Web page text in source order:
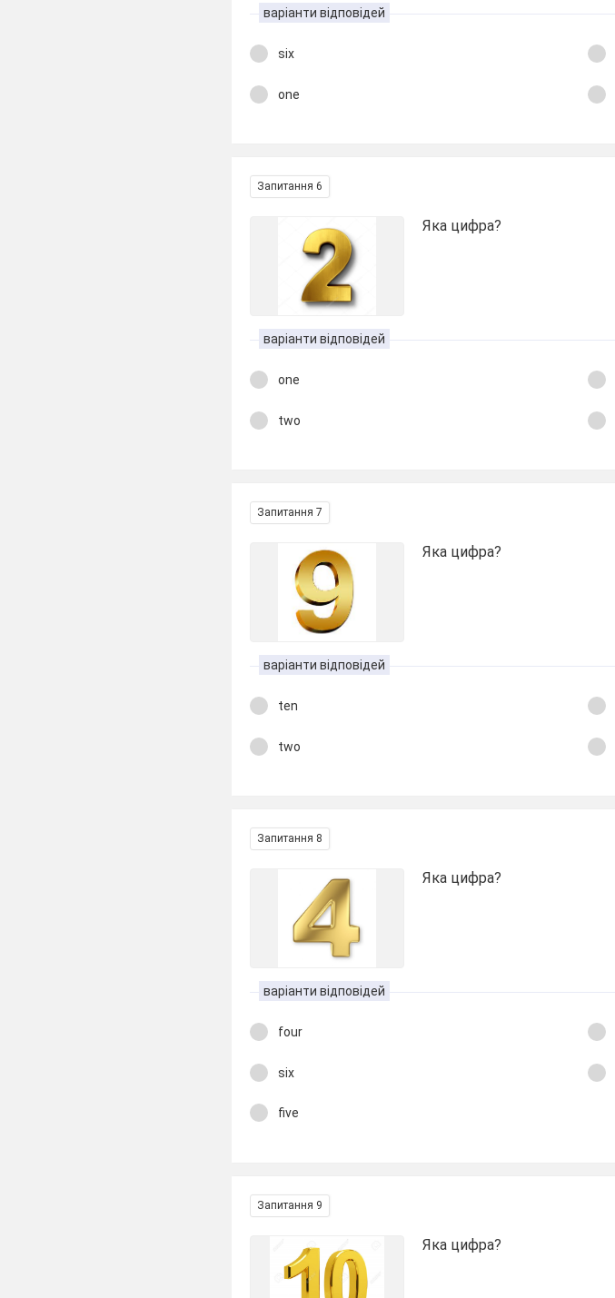
варіанти відповідей
six
one
Запитання 6
Яка цифра?
варіанти відповідей
one
two
Запитання 7
Яка цифра?
варіанти відповідей
ten
two
Запитання 8
Яка цифра?
варіанти відповідей
four
six
five
Запитання 9
Яка цифра?